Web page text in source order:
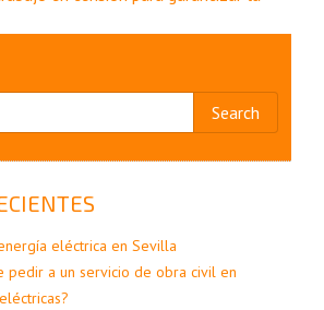
eléctrica en Sevilla
pedir a un servicio de obra civil en